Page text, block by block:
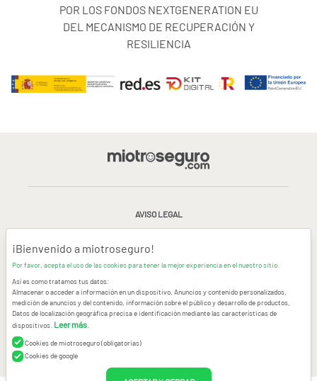
POR LOS FONDOS NEXTGENERATION EU
DEL MECANISMO DE RECUPERACIÓN Y
RESILIENCIA
AVISO LEGAL
CONDICIONES GENERALES DE USO
CONTACTAR
© Copyright miotroseguro.com 2026. Todos los derechos reservados
Images designed byFreepik
¡Bienvenido a miotroseguro!
Por favor, acepta el uso de las cookies para tener la mejor experiencia en el nuestro sitio.
Así es como tratamos tus datos:
Almacenar o acceder a información en un dispositivo, Anuncios y contenido personalizados,
medición de anuncios y del contenido, información sobre el público y desarrollo de productos,
Datos de localización geográfica precisa e identificación mediante las características de
dispositivos. Leer más
Cookies de miotroseguro (obligatorias)
Cookies de google